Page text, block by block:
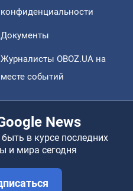
конфиденциальности
Документы
Журналисты OBOZ.UA на
месте событий
News
в курсе последних
и мира сегодня